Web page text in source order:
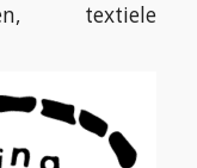
textiele